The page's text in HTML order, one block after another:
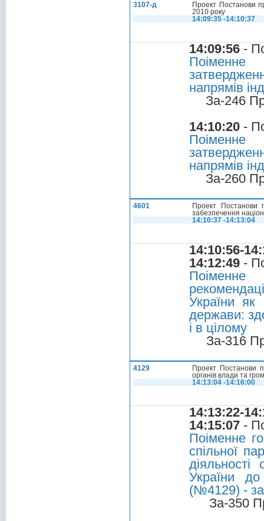
3107-д
Проект Постанови
2010 року
14:09:35 -14:10:37
14:09:56 -
напрямів
За-246
14:10:20 -
напрямів
За-260
4601
Проект Постанови
забезпечення
14:10:37 -14:13:04
14:10:56-
14:12:49 -
України як
держави:
і в цілому
За-316
4129
Проект Постанови
органів влади та
14:13:04 -14:16:00
14:13:22-
14:15:07 -
Поіменне
спільної
діяльності
України до
(№4129) -
За-350